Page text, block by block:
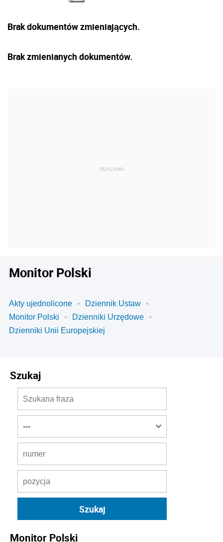
Brak dokumentów zmieniających.
Brak zmienianych dokumentów.
Monitor Polski
Akty ujednolicone
Dziennik Ustaw
Monitor Polski
Dzienniki Urzędowe
Dzienniki Unii Europejskiej
Szukaj
Monitor Polski